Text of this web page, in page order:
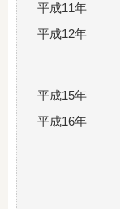
平成11年
平成12年
平成15年
平成16年